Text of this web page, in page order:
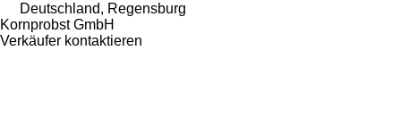
Deutschland, Regensburg
Kornprobst GmbH
Verkäufer kontaktieren